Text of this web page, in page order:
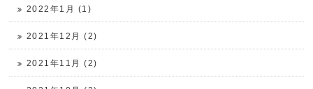
2022年1月 (1)
2021年12月 (2)
2021年11月 (2)